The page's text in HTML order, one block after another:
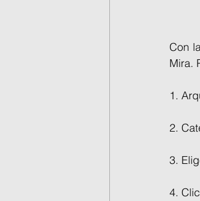
Con
Mira.
1.
2.
3.
4.